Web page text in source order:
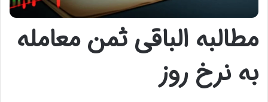
مطالبه الباقی ثمن معامله
به نرخ روز